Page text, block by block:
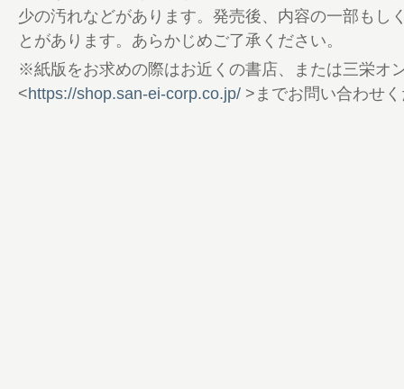
75 KAWASAKIマッハの魅力を伝える伝道
ト トラブル続出で根本的にやりなおし！
79 境界線 ──Border rine── 谷中乱歩
95 隙の無い作り。KAWASAKI Z750F
98 広島発KAWASAKI Z750RS 2台
少の汚れなどがあります。発売後、内容の一部もし
とがあります。あらかじめご了承ください。
※紙版をお求めの際はお近くの書店、または三栄オ
<https://shop.san-ei-corp.co.jp/ >までお問い合わせ